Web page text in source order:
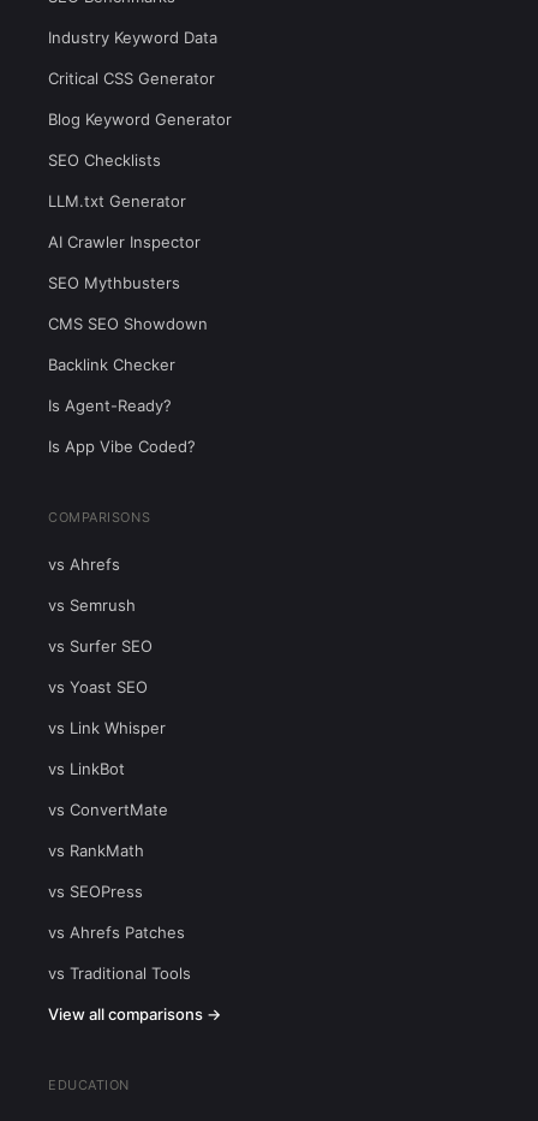
Industry Keyword Data
Critical CSS Generator
Blog Keyword Generator
SEO Checklists
LLM.txt Generator
AI Crawler Inspector
SEO Mythbusters
CMS SEO Showdown
Backlink Checker
Is Agent-Ready?
Is App Vibe Coded?
COMPARISONS
vs Ahrefs
vs Semrush
vs Surfer SEO
vs Yoast SEO
vs Link Whisper
vs LinkBot
vs ConvertMate
vs RankMath
vs SEOPress
vs Ahrefs Patches
vs Traditional Tools
View all comparisons →
EDUCATION